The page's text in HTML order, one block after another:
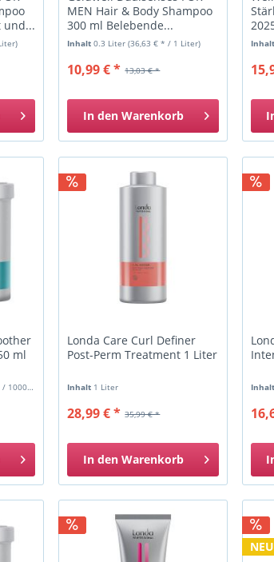
und...
MEN Hair & Body Shampoo
300 ml Belebende...
Inhalt0.3 Liter(36,63 € * / 1 Liter)
13,03 € *
10,99 € *
In den Warenkorb
Inhalt
ml
Milliliter)
Londa Care Curl Definer
Post-Perm Treatment 1 Liter
Inhalt 1 Liter
35,99 € *
28,99 € *
In den Warenkorb
Inhalt
NEU